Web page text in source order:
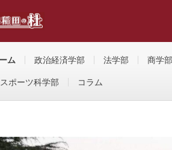
役に立つコラム記事を掲載しています。
ム 政治経済学部 法学部 商学部
スポーツ科学部 コラム